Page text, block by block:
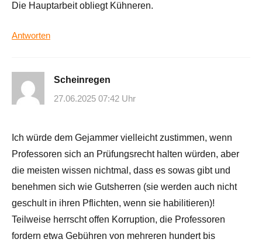
Die Hauptarbeit obliegt Kühneren.
Antworten
Scheinregen
27.06.2025 07:42 Uhr
Ich würde dem Gejammer vielleicht zustimmen, wenn
Professoren sich an Prüfungsrecht halten würden, aber
die meisten wissen nichtmal, dass es sowas gibt und
benehmen sich wie Gutsherren (sie werden auch nicht
geschult in ihren Pflichten, wenn sie habilitieren)!
Teilweise herrscht offen Korruption, die Professoren
fordern etwa Gebühren von mehreren hundert bis